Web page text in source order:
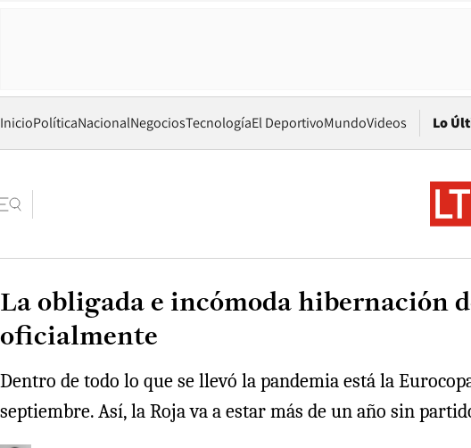
InicioPolíticaNacionalNegociosTecnologíaEl DeportivoMundoVideos Lo
La obligada e incómoda hibernación
oficialmente
Dentro de todo lo que se llevó la pandemia está la
septiembre. Así, la Roja va a estar más de un año sin